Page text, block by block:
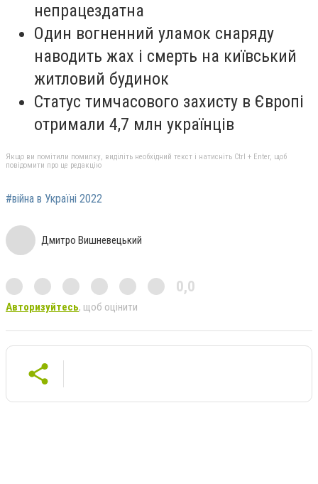
непрацездатна
Один вогненний уламок снаряду
наводить жах і смерть на київський
житловий будинок
Статус тимчасового захисту в Європі
отримали 4,7 млн ​​українців
Якщо ви помітили помилку, виділіть необхідний текст і натисніть Ctrl + Enter, щоб
повідомити про це редакцію
#війна в Україні 2022
Дмитро Вишневецький
0,0
Авторизуйтесь, щоб оцінити